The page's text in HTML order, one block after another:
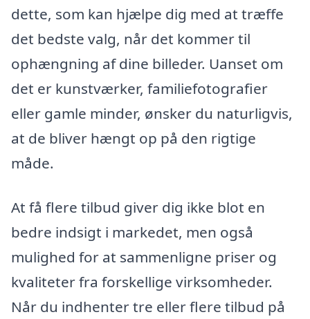
dette, som kan hjælpe dig med at træffe
det bedste valg, når det kommer til
ophængning af dine billeder. Uanset om
det er kunstværker, familiefotografier
eller gamle minder, ønsker du naturligvis,
at de bliver hængt op på den rigtige
måde.
At få flere tilbud giver dig ikke blot en
bedre indsigt i markedet, men også
mulighed for at sammenligne priser og
kvaliteter fra forskellige virksomheder.
Når du indhenter tre eller flere tilbud på